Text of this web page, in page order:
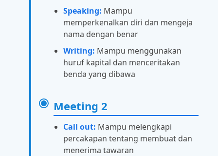
Speaking: Mampu
memperkenalkan diri dan mengeja
nama dengan benar
Writing: Mampu menggunakan
huruf kapital dan menceritakan
benda yang dibawa
Meeting 2
Call out: Mampu melengkapi
percakapan tentang membuat dan
menerima tawaran